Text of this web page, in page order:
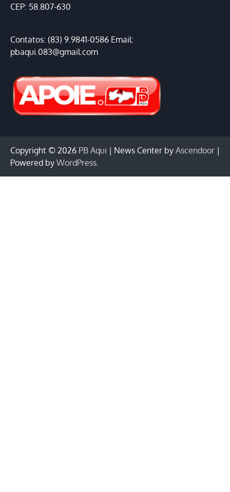
CEP: 58.807-630
Contatos: (83) 9.9841-0586 Email:
pbaqui.083@gmail.com
Copyright © 2026 PB Aqui | News Center by Ascendoor |
Powered by WordPress